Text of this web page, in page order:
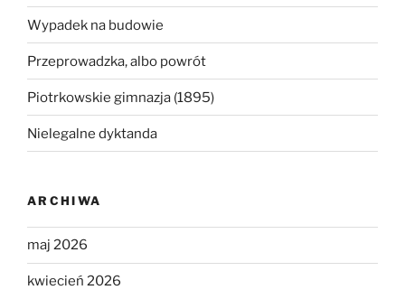
Wypadek na budowie
Przeprowadzka, albo powrót
Piotrkowskie gimnazja (1895)
Nielegalne dyktanda
ARCHIWA
maj 2026
kwiecień 2026